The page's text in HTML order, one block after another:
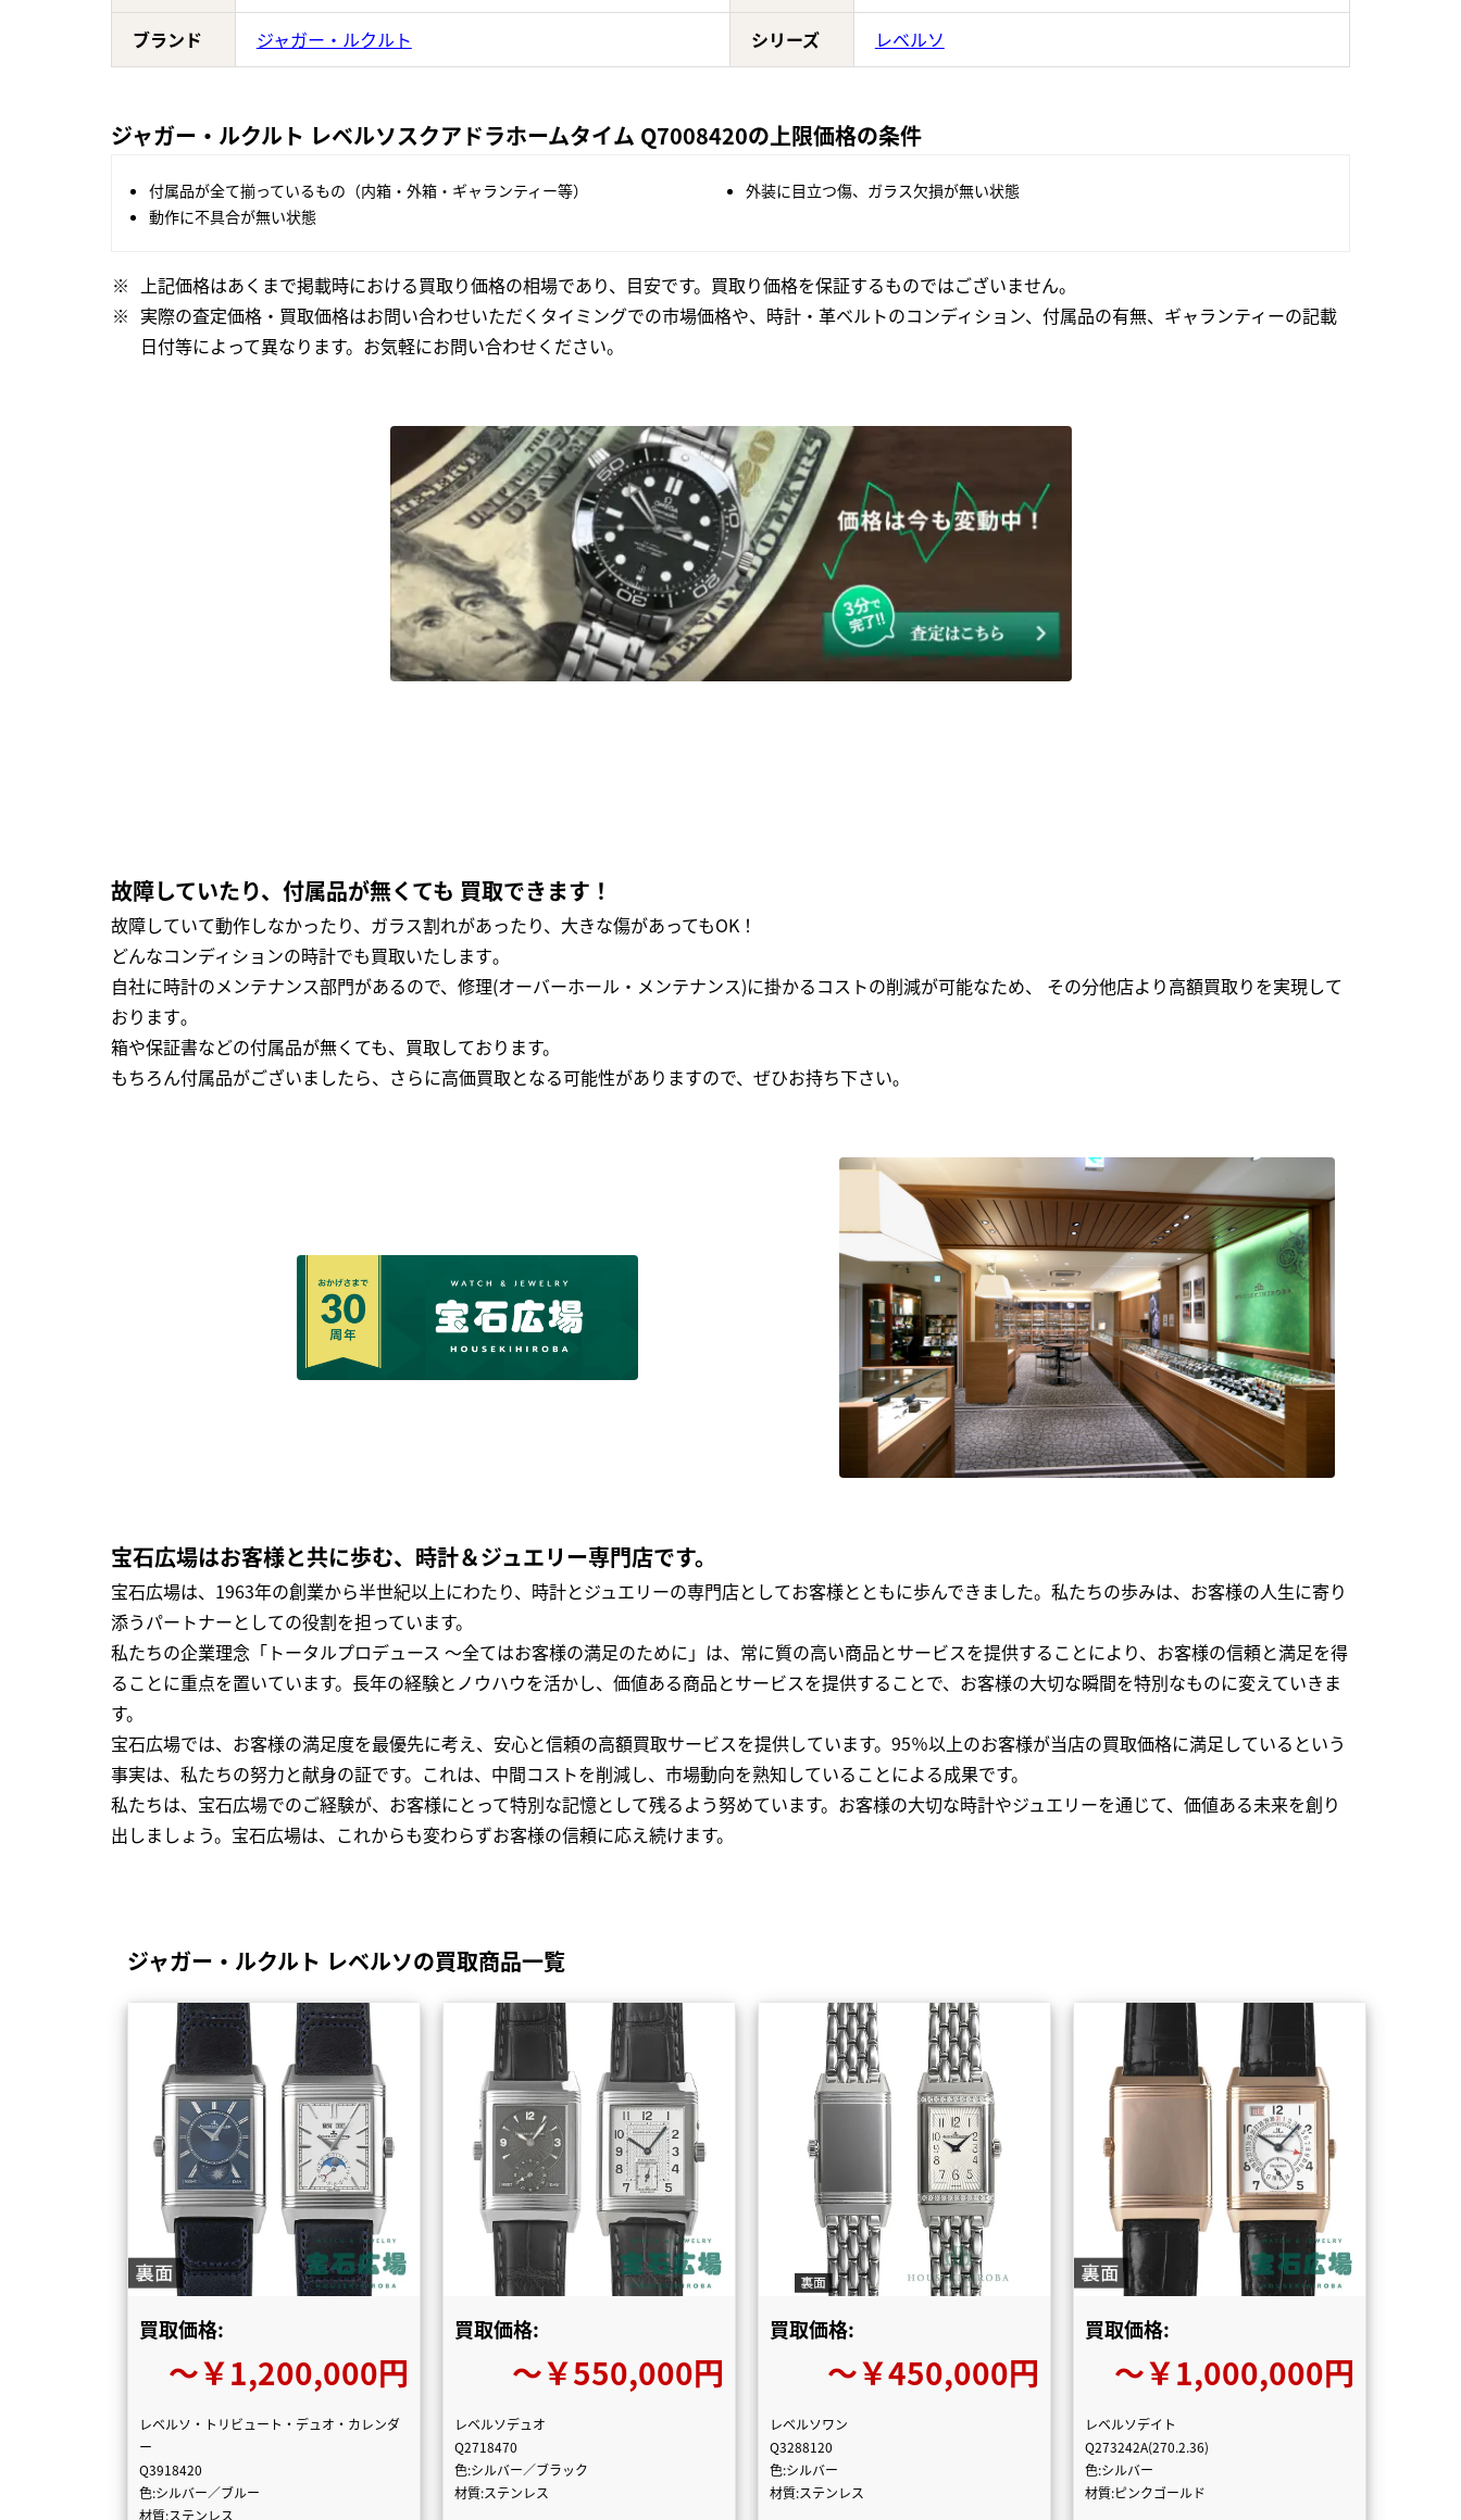
ブランド ジャガー・ルクルト シリーズ レベルソ
ジャガー・ルクルト レベルソスクアドラホームタイム Q7008420の上限価格の条件
付属品が全て揃っているもの（内箱・外箱・ギャランティー等）
外装に目立つ傷、ガラス欠損が無い状態
動作に不具合が無い状態
上記価格はあくまで掲載時における買取り価格の相場であり、目安です。買取り価格を保証するものではございません。
実際の査定価格・買取価格はお問い合わせいただくタイミングでの市場価格や、時計・革ベルトのコンディション、付属品の有無、ギャランティーの記載
日付等によって異なります。お気軽にお問い合わせください。
故障していたり、付属品が無くても 買取できます！
故障していて動作しなかったり、ガラス割れがあったり、大きな傷があってもOK！
どんなコンディションの時計でも買取いたします｡
自社に時計のメンテナンス部門があるので、修理(オーバーホール・メンテナンス)に掛かるコストの削減が可能なため、 その分他店より高額買取りを実現して
おります｡
箱や保証書などの付属品が無くても、買取しております。
もちろん付属品がございましたら、さらに高価買取となる可能性がありますので、ぜひお持ち下さい｡
宝石広場はお客様と共に歩む、時計＆ジュエリー専門店です。
宝石広場は、1963年の創業から半世紀以上にわたり、時計とジュエリーの専門店としてお客様とともに歩んできました。私たちの歩みは、お客様の人生に寄り
添うパートナーとしての役割を担っています。
私たちの企業理念「トータルプロデュース ～全てはお客様の満足のために」は、常に質の高い商品とサービスを提供することにより、お客様の信頼と満足を得
ることに重点を置いています。長年の経験とノウハウを活かし、価値ある商品とサービスを提供することで、お客様の大切な瞬間を特別なものに変えていきま
す。
宝石広場では、お客様の満足度を最優先に考え、安心と信頼の高額買取サービスを提供しています。95％以上のお客様が当店の買取価格に満足しているという
事実は、私たちの努力と献身の証です。これは、中間コストを削減し、市場動向を熟知していることによる成果です。
私たちは、宝石広場でのご経験が、お客様にとって特別な記憶として残るよう努めています。お客様の大切な時計やジュエリーを通じて、価値ある未来を創り
出しましょう。宝石広場は、これからも変わらずお客様の信頼に応え続けます。
ジャガー・ルクルト レベルソの買取商品一覧
買取価格:
〜￥1,200,000円
レベルソ・トリビュート・デュオ・カレンダ
ー
Q3918420
色:シルバー／ブルー
材質:ステンレス
買取価格:
〜￥550,000円
レベルソデュオ
Q2718470
色:シルバー／ブラック
材質:ステンレス
買取価格:
〜￥450,000円
レベルソワン
Q3288120
色:シルバー
材質:ステンレス
買取価格:
〜￥1,000,000円
レベルソデイト
Q273242A(270.2.36)
色:シルバー
材質:ピンクゴールド